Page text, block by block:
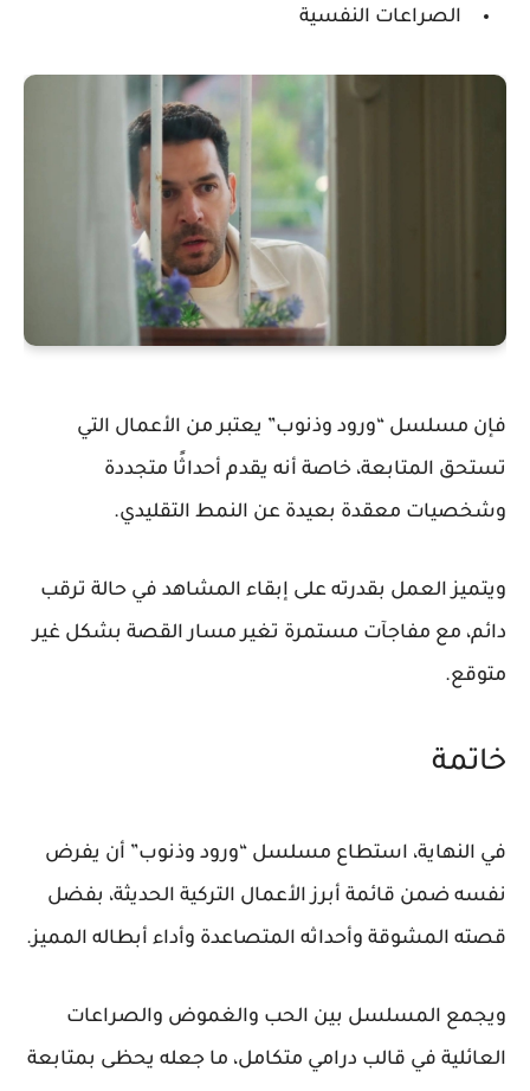
الصراعات النفسية
فإن مسلسل “ورود وذنوب” يعتبر من الأعمال التي
تستحق المتابعة، خاصة أنه يقدم أحداثًا متجددة
وشخصيات معقدة بعيدة عن النمط التقليدي.
ويتميز العمل بقدرته على إبقاء المشاهد في حالة ترقب
دائم، مع مفاجآت مستمرة تغير مسار القصة بشكل غير
متوقع.
خاتمة
في النهاية، استطاع مسلسل “ورود وذنوب” أن يفرض
نفسه ضمن قائمة أبرز الأعمال التركية الحديثة، بفضل
قصته المشوقة وأحداثه المتصاعدة وأداء أبطاله المميز.
ويجمع المسلسل بين الحب والغموض والصراعات
العائلية في قالب درامي متكامل، ما جعله يحظى بمتابعة